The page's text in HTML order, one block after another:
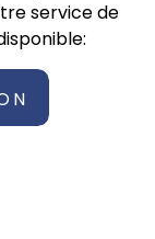
service de